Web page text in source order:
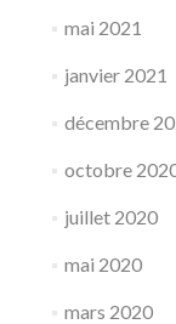
mai 2021
janvier 2021
décembre
octobre
juillet 2020
mai 2020
mars 2020